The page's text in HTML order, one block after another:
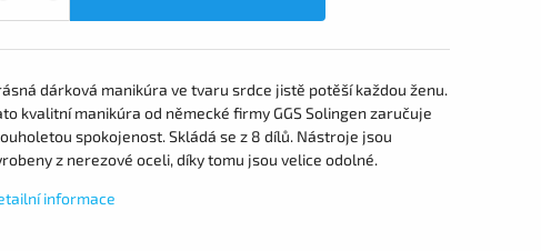
dárková manikúra ve tvaru srdce jistě potěší každou ženu.
kvalitní manikúra od německé firmy GGS Solingen zaručuje
spokojenost. Skládá se z 8 dílů. Nástroje jsou
z nerezové oceli, díky tomu jsou velice odolné.
informace